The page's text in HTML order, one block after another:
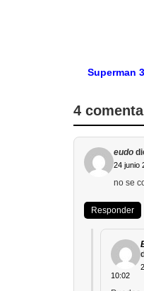
Superman 3
4
eudo
24 junio
no se
Responder
10:02